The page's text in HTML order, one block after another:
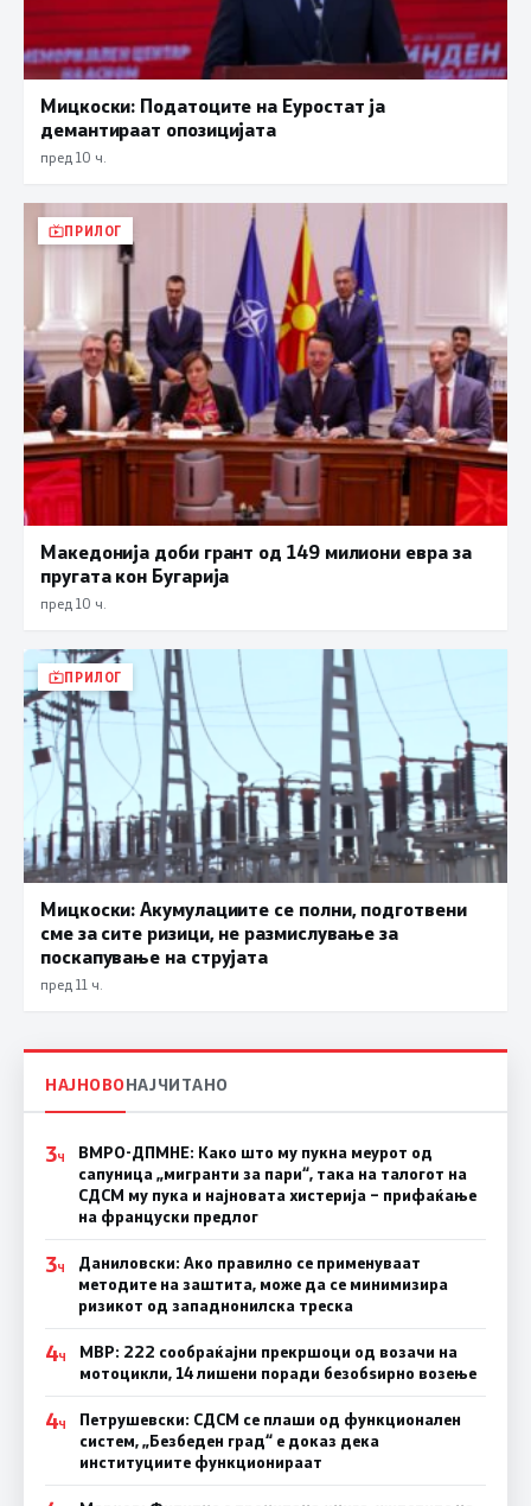
Мицкоски: Податоците на Еуростат ја
демантираат опозицијата
пред 10 ч.
ПРИЛОГ
Македонија доби грант од 149 милиони евра за
пругата кон Бугарија
пред 10 ч.
ПРИЛОГ
Мицкоски: Акумулациите се полни, подготвени
сме за сите ризици, не размислување за
поскапување на струјата
пред 11 ч.
НАЈНОВОНАЈЧИТАНО
3Ч
ВМРО-ДПМНЕ: Како што му пукна меурот од
сапуница „мигранти за пари“, така на талогот на
СДСМ му пука и најновата хистерија – прифаќање
на француски предлог
3Ч
Даниловски: Ако правилно се применуваат
методите на заштита, може да се минимизира
ризикот од западнонилска треска
4Ч
МВР: 222 сообраќајни прекршоци од возачи на
мотоцикли, 14 лишени поради безобѕирно возење
4Ч
Петрушевски: СДСМ се плаши од функционален
систем, „Безбеден град“ е доказ дека
институциите функционираат